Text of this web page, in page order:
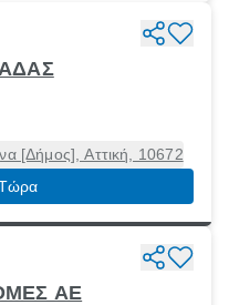
[Δήμος], Αττική, 10672
ΑΕ